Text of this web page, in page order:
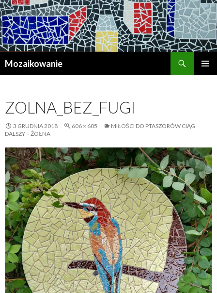
Mozaikowanie
ZOLNA_BEZ_FUGI
3 GRUDNIA 2018 606 × 605
MIŁOŚCI DO PTASZORÓW CIĄG
DALSZY – ŻOŁNA